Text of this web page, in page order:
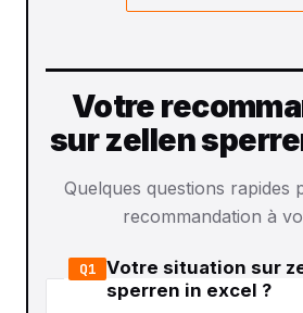
Votre
sur zellen
Quelques questions rapides
recommandation à
Q1 Votre situation sur
sperren in excel ?